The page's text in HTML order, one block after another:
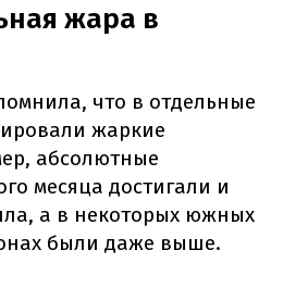
жара в
что в отдельные
жаркие
абсолютные
месяца достигали и
а в некоторых южных
были даже выше.